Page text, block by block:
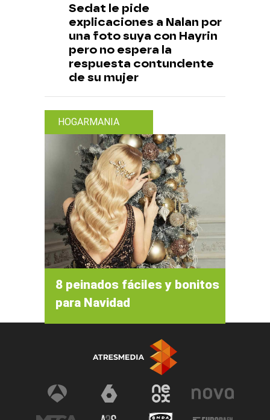
Sedat le pide
explicaciones a Nalan por
una foto suya con Hayrin
pero no espera la
respuesta contundente
de su mujer
HOGARMANIA
8 peinados fáciles y bonitos
para Navidad